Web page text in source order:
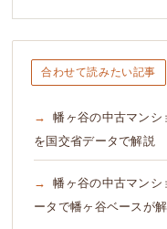
合わせて読みたい記事
幡ヶ谷の中古マン
を国交省データで解説
幡ヶ谷の中古マンシ
ータで幡ヶ谷ベースが